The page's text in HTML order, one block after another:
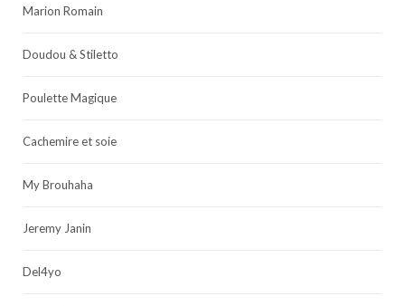
Marion Romain
Doudou & Stiletto
Poulette Magique
Cachemire et soie
My Brouhaha
Jeremy Janin
Del4yo